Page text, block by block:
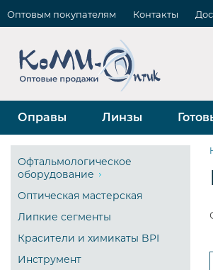
Оптовым покупателям Контакты
Оправы Линзы
Офтальмологическое
оборудование
Оптическая мастерская
Липкие сегменты
Красители и химикаты BPI
Инструмент